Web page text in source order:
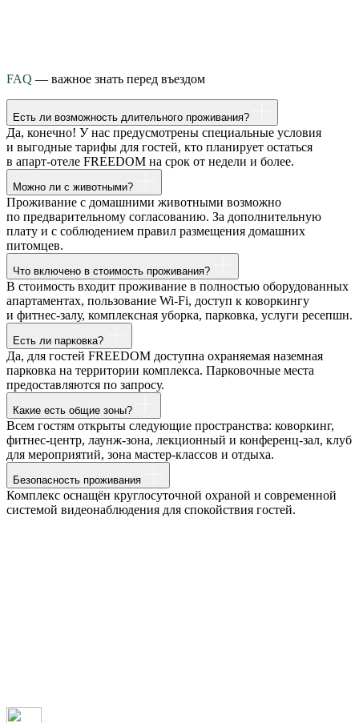
FAQ — важное знать перед въездом
Есть ли возможность длительного проживания?
Да, конечно! У нас предусмотрены специальные условия
и выгодные тарифы для гостей, кто планирует остаться
в апарт-отеле FREEDOM на срок от недели и более.
Можно ли с животными?
Проживание с домашними животными возможно
по предварительному согласованию. За дополнительную
плату и с соблюдением правил размещения домашних
питомцев.
Что включено в стоимость проживания?
В стоимость входит проживание в полностью оборудованных
апартаментах, пользование Wi-Fi, доступ к коворкингу
и фитнес-залу, комплексная уборка, парковка, услуги ресепшн.
Есть ли парковка?
Да, для гостей FREEDOM доступна охраняемая наземная
парковка на территории комплекса. Парковочные места
предоставляются по запросу.
Какие есть общие зоны?
Всем гостям открыты следующие пространства: коворкинг,
фитнес-центр, лаунж-зона, лекционный и конференц-зал, клуб
для мероприятий, зона мастер-классов и отдыха.
Безопасность проживания
Комплекс оснащён круглосуточной охраной и современной
системой видеонаблюдения для спокойствия гостей.